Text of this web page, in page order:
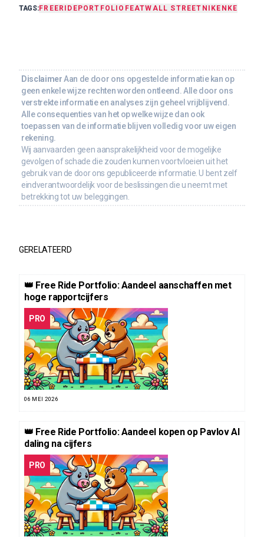
TAGS:FREERIDEPORTFOLIO FEATWALL STREET NIKE NKE
Disclaimer Aan de door ons opgestelde informatie kan op
geen enkele wijze rechten worden ontleend. Alle door ons
verstrekte informatie en analyses zijn geheel vrijblijvend.
Alle consequenties van het op welke wijze dan ook
toepassen van de informatie blijven volledig voor uw eigen
rekening.
Wij aanvaarden geen aansprakelijkheid voor de mogelijke
gevolgen of schade die zouden kunnen voortvloeien uit het
gebruik van de door ons gepubliceerde informatie. U bent zelf
eindverantwoordelijk voor de beslissingen die u neemt met
betrekking tot uw beleggingen.
GERELATEERD
👑 Free Ride Portfolio: Aandeel aanschaffen met
hoge rapportcijfers
PRO
06 MEI 2026
👑 Free Ride Portfolio: Aandeel kopen op Pavlov AI
daling na cijfers
PRO